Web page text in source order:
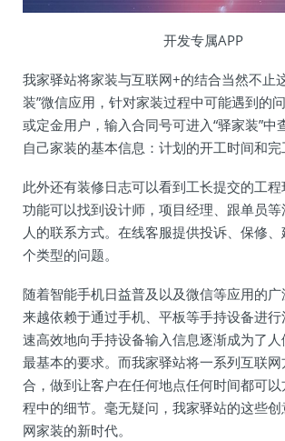
开发专属APP
我家驿站将家装与互联网+的结合当然不止
装”微信应用，针对家装过程中可能遇到的
或定金用户，输入合同号可进入“驿家装”中
自己家装的基本信息：计划的开工时间和完
此外还有装修日志可以看到工长提交的工
功能可以找到设计师，项目经理、跟单员
人的联系方式。在线客服提供投诉、保修
个类型的问题。
随着智能手机日益普及以及微信等应用的
来越依赖于通过手机、平板等手持设备进
速高效地向手持设备输入信息逐渐成为了
最基本的要求。而我家驿站将一系列互联
合，做到让客户在任何地点任何时间都可
程中的细节。毫无疑问，我家驿站的这些
网家装的新时代。